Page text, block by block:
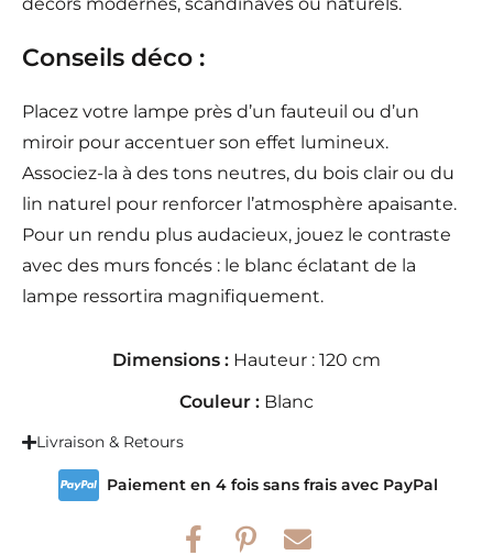
Conseils déco :
Placez votre lampe près d’un fauteuil ou d’un
miroir pour accentuer son effet lumineux.
Associez-la à des tons neutres, du bois clair ou du
lin naturel pour renforcer l’atmosphère apaisante.
Pour un rendu plus audacieux, jouez le contraste
avec des murs foncés : le blanc éclatant de la
lampe ressortira magnifiquement.
Dimensions : Hauteur : 120 cm
Couleur : Blanc
Livraison & Retours
Paiement en 4 fois sans frais avec PayPal